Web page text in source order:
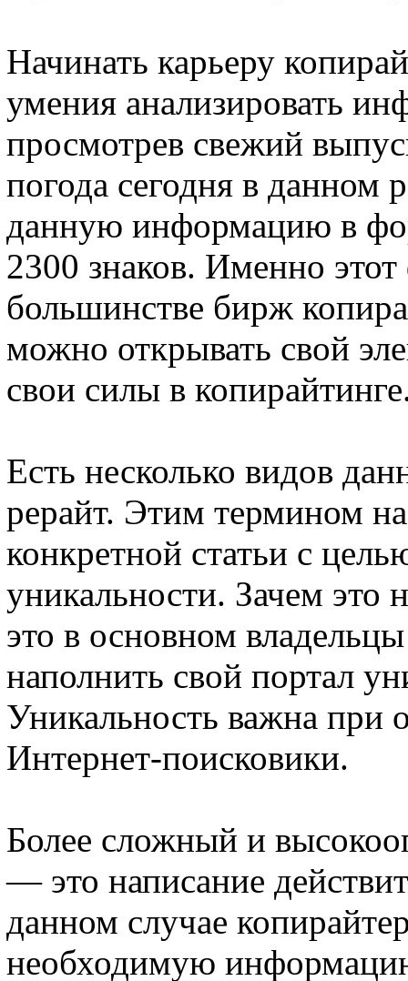
Начинать карьеру
умения анализировать
просмотрев свежий
погода сегодня в данном
данную информацию в
2300 знаков. Именно
большинстве бирж
можно открывать свой
свои силы в
Есть несколько видов
рерайт. Этим термином
конкретной статьи с
уникальности. Зачем это
это в основном
наполнить свой портал
Уникальность важна при
Интернет-поисковики.
Более сложный и
— это написание
данном случае
необходимую